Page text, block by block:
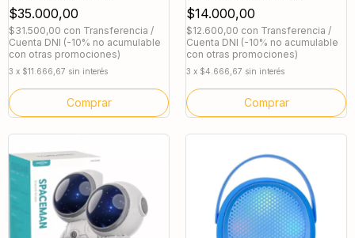
$35.000,00
$31.500,00 con Transferencia /
Cuenta DNI (-10% no acumulable
con otras promociones)
3 x $11.666,67 sin interés
$14.000,00
$12.600,00 con Transferencia /
Cuenta DNI (-10% no acumulable
con otras promociones)
3 x $4.666,67 sin interés